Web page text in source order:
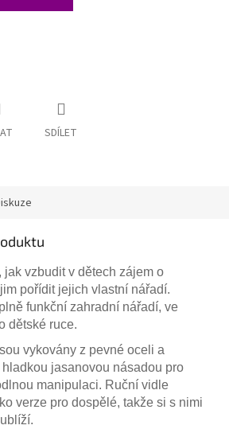
SDÍLET
jak vzbudit v dětech zájem o
pořídit jejich vlastní nářadí.
funkční zahradní nářadí, ve
dětské ruce.
vykovány z pevné oceli a
jasanovou násadou pro
manipulaci. Ruční vidle
verze pro dospělé, takže si s nimi